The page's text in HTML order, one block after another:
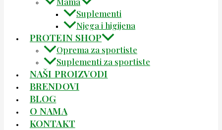
Suplementi
Njega i higijena
PROTEIN SHOP
Oprema za sportiste
Suplementi za sportiste
NAŠI PROIZVODI
BRENDOVI
BLOG
O NAMA
KONTAKT